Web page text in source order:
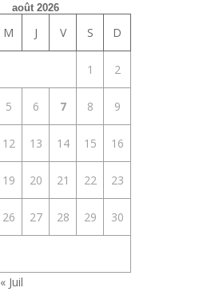
août 2026
M J V S D
1 2
5 6 7 8 9
12 13 14 15 16
19 20 21 22 23
26 27 28 29 30
« Juil